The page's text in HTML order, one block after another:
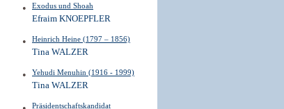
Exodus und Shoah
Efraim KNOEPFLER
Heinrich Heine (1797 – 1856)
Tina WALZER
Yehudi Menuhin (1916 - 1999)
Tina WALZER
Präsidentschaftskandidat